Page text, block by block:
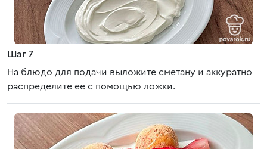
Шаг 7
На блюдо для подачи выложите сметану и аккуратно
распределите ее с помощью ложки.